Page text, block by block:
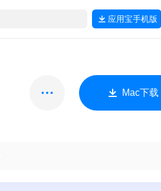
应用宝手机版
Mac下载